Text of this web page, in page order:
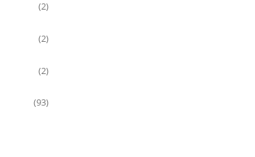
(2)
(2)
(2)
(93)